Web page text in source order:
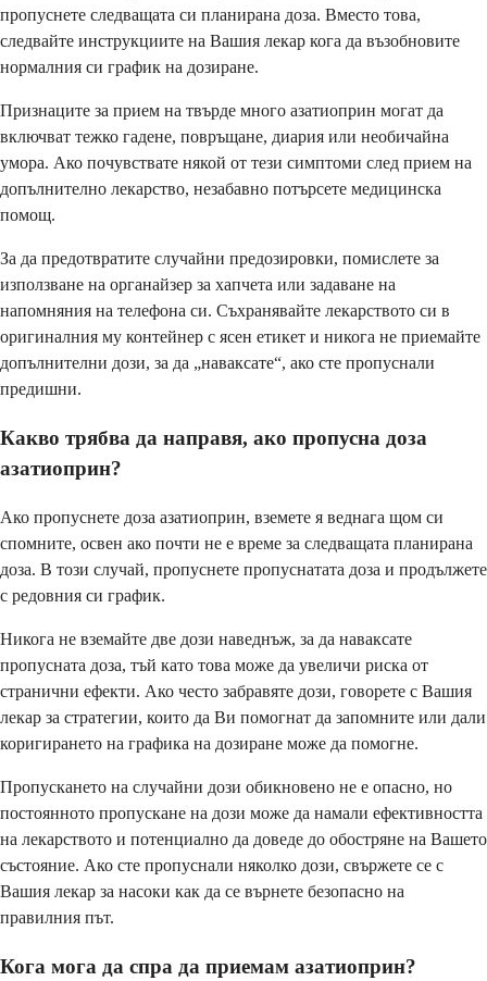
пропуснете следващата си планирана доза. Вместо това,
следвайте инструкциите на Вашия лекар кога да възобновите
нормалния си график на дозиране.
Признаците за прием на твърде много азатиоприн могат да
включват тежко гадене, повръщане, диария или необичайна
умора. Ако почувствате някой от тези симптоми след прием на
допълнително лекарство, незабавно потърсете медицинска
помощ.
За да предотвратите случайни предозировки, помислете за
използване на органайзер за хапчета или задаване на
напомняния на телефона си. Съхранявайте лекарството си в
оригиналния му контейнер с ясен етикет и никога не приемайте
допълнителни дози, за да „наваксате“, ако сте пропуснали
предишни.
Какво трябва да направя, ако пропусна доза
азатиоприн?
Ако пропуснете доза азатиоприн, вземете я веднага щом си
спомните, освен ако почти не е време за следващата планирана
доза. В този случай, пропуснете пропуснатата доза и продължете
с редовния си график.
Никога не вземайте две дози наведнъж, за да наваксате
пропусната доза, тъй като това може да увеличи риска от
странични ефекти. Ако често забравяте дози, говорете с Вашия
лекар за стратегии, които да Ви помогнат да запомните или дали
коригирането на графика на дозиране може да помогне.
Пропускането на случайни дози обикновено не е опасно, но
постоянното пропускане на дози може да намали ефективността
на лекарството и потенциално да доведе до обостряне на Вашето
състояние. Ако сте пропуснали няколко дози, свържете се с
Вашия лекар за насоки как да се върнете безопасно на
правилния път.
Кога мога да спра да приемам азатиоприн?